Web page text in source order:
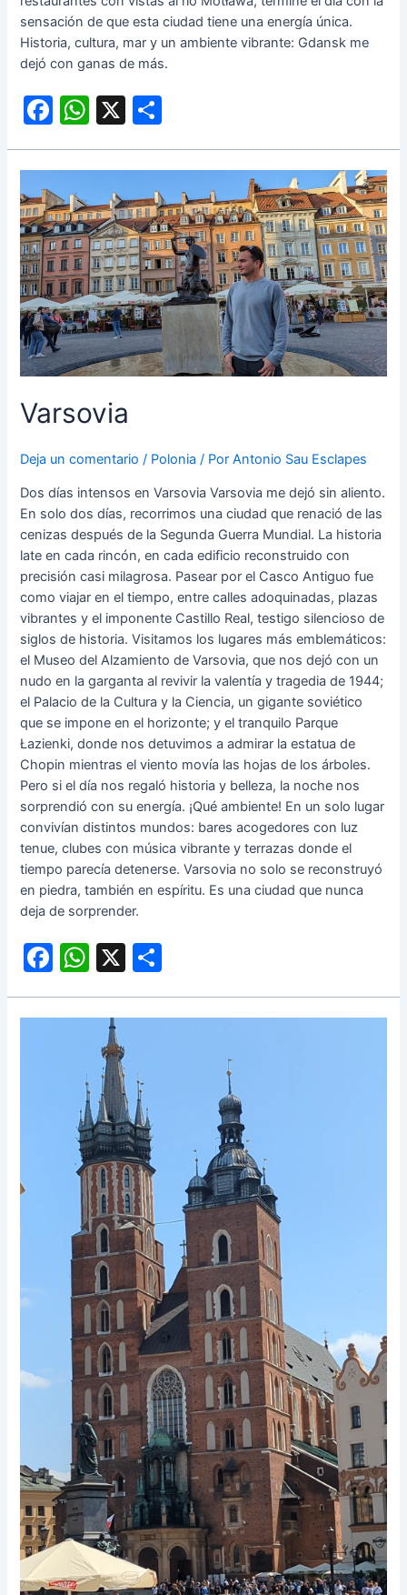
sensación de que esta ciudad tiene una energía única.
Historia, cultura, mar y un ambiente vibrante: Gdansk me
dejó con ganas de más.
F
c
e
b
o
o
k
W
at
s
A
p
p
X
m
p
ar
tir
Varsovia
Deja un comentario / Polonia / PorAntonio Sau Esclapes
Dos días intensos en Varsovia Varsovia me dejó sin aliento.
En solo dos días, recorrimos una ciudad que renació de las
cenizas después de la Segunda Guerra Mundial. La historia
late en cada rincón, en cada edificio reconstruido con
precisión casi milagrosa. Pasear por el Casco Antiguo fue
como viajar en el tiempo, entre calles adoquinadas, plazas
vibrantes y el imponente Castillo Real, testigo silencioso de
siglos de historia. Visitamos los lugares más emblemáticos:
el Museo del Alzamiento de Varsovia, que nos dejó con un
nudo en la garganta al revivir la valentía y tragedia de 1944;
el Palacio de la Cultura y la Ciencia, un gigante soviético
que se impone en el horizonte; y el tranquilo Parque
Łazienki, donde nos detuvimos a admirar la estatua de
Chopin mientras el viento movía las hojas de los árboles.
Pero si el día nos regaló historia y belleza, la noche nos
sorprendió con su energía. ¡Qué ambiente! En un solo lugar
convivían distintos mundos: bares acogedores con luz
tenue, clubes con música vibrante y terrazas donde el
tiempo parecía detenerse. Varsovia no solo se reconstruyó
en piedra, también en espíritu. Es una ciudad que nunca
deja de sorprender.
F
c
W
at
s
A
p
p
X
m